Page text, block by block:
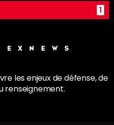
1
les enjeux dedéfense, de
renseignement.